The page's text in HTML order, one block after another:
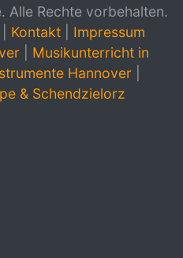
Rechte vorbehalten.
Kontakt
Impressum
Musikunterricht in
Hannover
& Schendzielorz